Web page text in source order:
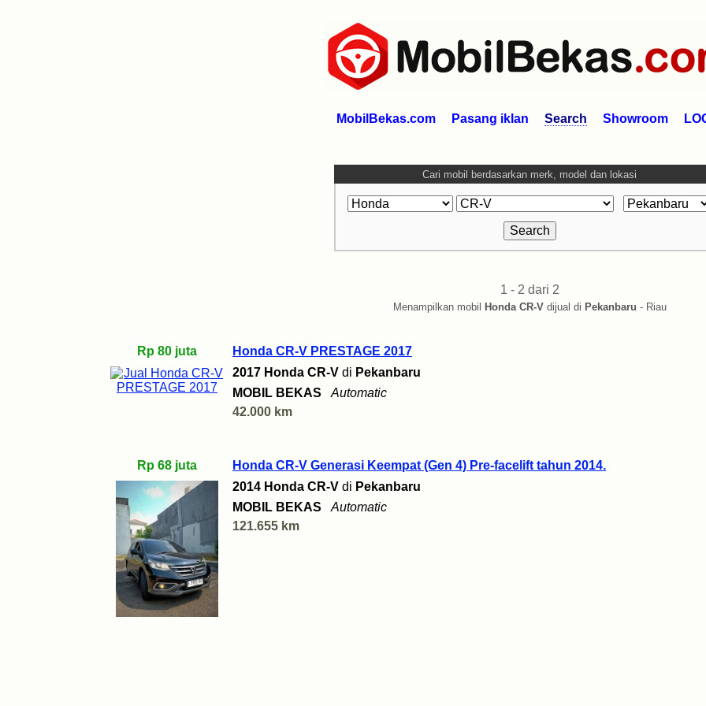
MobilBekas.com Pasang iklan Search Showroom
Cari mobil berdasarkan merk, model dan lokasi
1 - 2 dari 2
Menampilkan mobil Honda CR-Vdijual di Pekanbaru - Riau
Rp 80 juta
Honda CR-V PRESTAGE 2017
2017 Honda CR-V di Pekanbaru
MOBIL BEKAS
Automatic
42.000 km
Rp 68 juta
Honda CR-V Generasi Keempat (Gen 4) Pre-facelift tahun 2014.
2014 Honda CR-V di Pekanbaru
MOBIL BEKAS
Automatic
121.655 km